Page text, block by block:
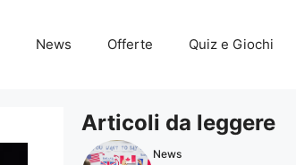
News Offerte Quiz e Giochi
Articoli da leggere
News